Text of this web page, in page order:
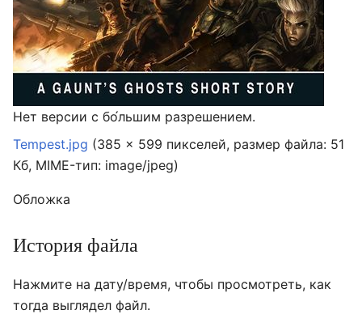
Нет версии с бо́льшим разрешением.
Tempest.jpg (385 × 599 пикселей, размер файла: 51
Кб, MIME-тип: image/jpeg)
Обложка
История файла
Нажмите на дату/время, чтобы просмотреть, как
тогда выглядел файл.